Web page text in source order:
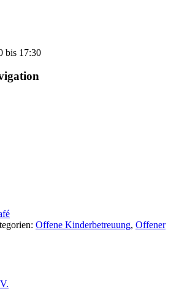
bis 17:30
Offene Kinderbetreuung, Offener